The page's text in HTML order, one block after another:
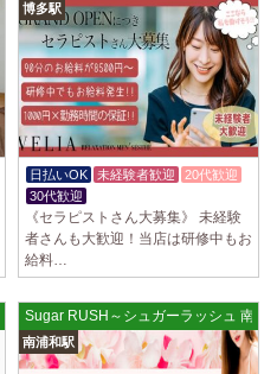
博多駅
日払いOK 未経験者歓迎
20代歓迎
30代歓迎
《セラピストさん大募集》 未経験
者さんも大歓迎！当店は研修中もお
給料…
Sugar RUSH～シュガーラッシュ 南浦
南浦和駅